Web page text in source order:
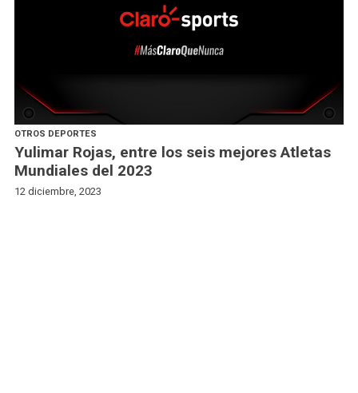
OTROS DEPORTES
Yulimar Rojas, entre los seis mejores Atletas
Mundiales del 2023
12 diciembre, 2023